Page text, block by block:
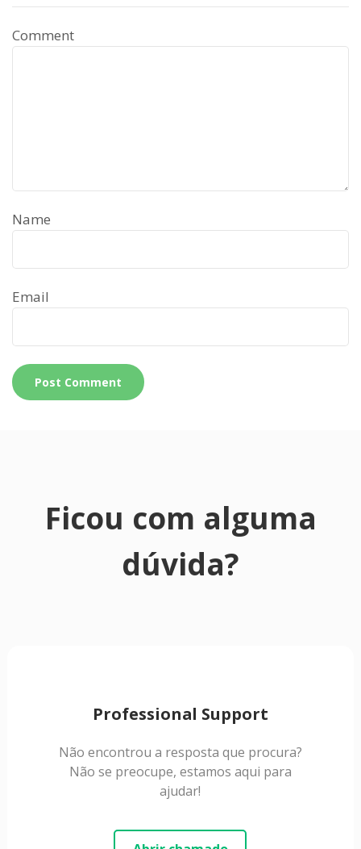
Comment
Name
Email
Ficou com alguma
dúvida?
Professional Support
Não encontrou a resposta que procura?
Não se preocupe, estamos aqui para
ajudar!